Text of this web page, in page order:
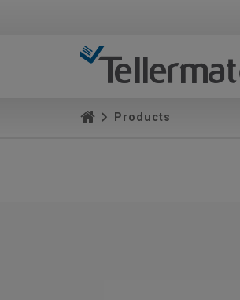
Products